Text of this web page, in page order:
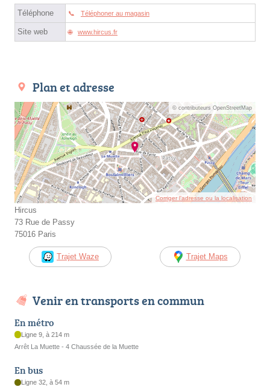
Téléphone Téléphoner au magasin
Site web www.hircus.fr
Plan et adresse
© contributeurs OpenStreetMap
Corriger l’adresse ou la localisation
Hircus
73 Rue de Passy
75016 Paris
Trajet Waze Trajet Maps
Venir en transports en commun
En métro
Ligne 9, à 214 m
Arrêt La Muette - 4 Chaussée de la Muette
En bus
Ligne 32, à 54 m